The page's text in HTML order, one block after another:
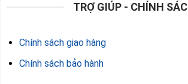
TRỢ GIÚP - CHÍNH
Chính sách giao hàng
Chính sách bảo hành